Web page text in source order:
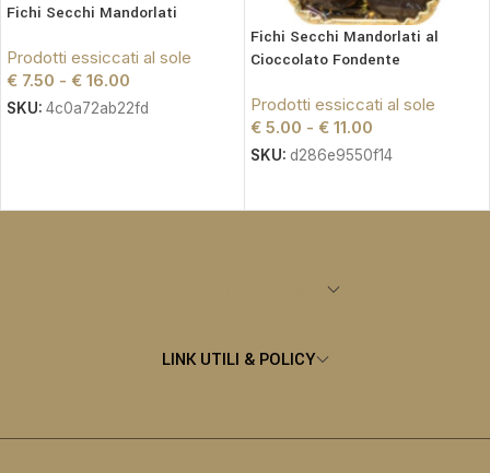
Fichi Secchi Mandorlati
Prodotti essiccati al sole
€ 7.50 - € 16.00
SKU: 4c0a72ab22fd
Fichi Secchi Mandorlati al
Cioccolato Fondente
Prodotti essiccati al sole
€ 5.00 - € 11.00
SKU: d286e9550f14
LINK UTILI & POLICY